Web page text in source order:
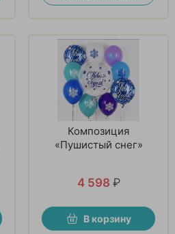
Композиция
«Пушистый снег»
4 598 ₽
В корзину